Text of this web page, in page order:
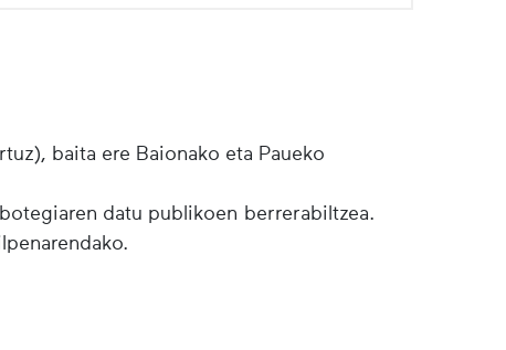
baita ere Baionako eta Paueko
datu publikoen berrerabiltzea.